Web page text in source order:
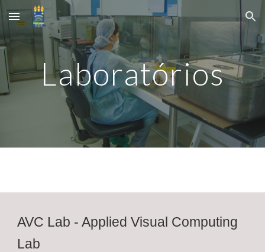
Skip to main content Skip to navigation
Laboratórios
AVC Lab - Applied Visual Computing
Lab